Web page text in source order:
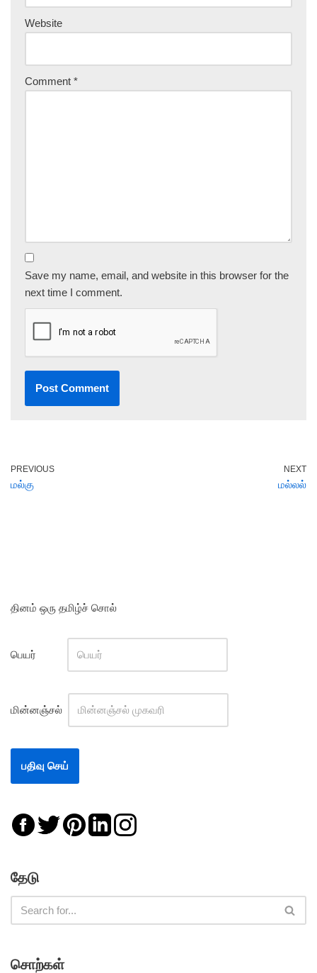
Website
Comment *
Save my name, email, and website in this browser for the
next time I comment.
PREVIOUS
மல்கு
NEXT
மல்லல்
தினம் ஒரு தமிழ்ச் சொல்
பெயர்
மின்னஞ்சல்
தேடு
சொற்கள்